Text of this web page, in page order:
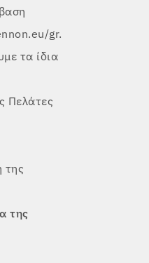
gr.
τα ίδια
Πελάτες
της
της